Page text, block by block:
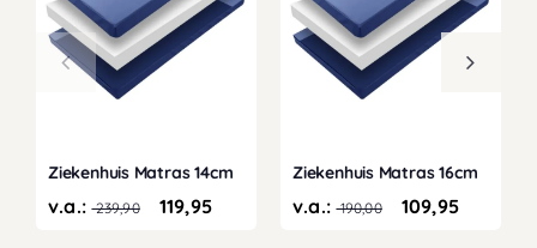
Ziekenhuis Matras 14cm
v.a.:239,90 119,95
Ziekenhuis Matras 16cm
v.a.:190,00 109,95